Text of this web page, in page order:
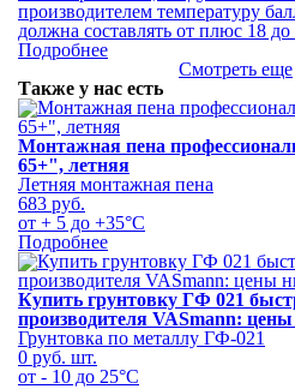
производителем температуру
должна составлять от плюс 18
Подробнее
Смотреть еще
Также у нас есть
Монтажная пена
65+", летняя
Летняя монтажная пена
683 руб.
от + 5 до +35°С
Подробнее
Купить грунтовку ГФ 021
производителя VASmann: цены
Грунтовка по металлу ГФ-021
0 руб. шт.
от - 10 до 25°С